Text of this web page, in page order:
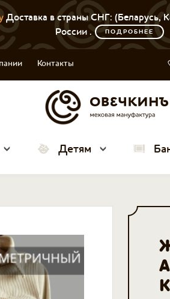
Доставка в страны СНГ: (Беларусь,
России .
ПОДРОБНЕЕ
Контакты
Детям